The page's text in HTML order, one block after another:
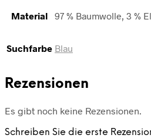
Material 97 % Baumwolle, 3 %
Suchfarbe Blau
Rezensionen
Es gibt noch keine Rezensionen.
Schreiben Sie die erste